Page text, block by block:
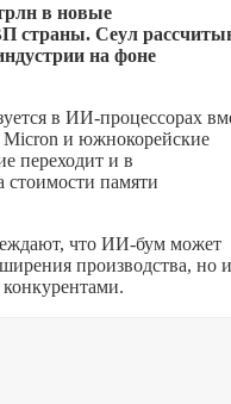
в новые
страны. Сеул
на фоне
в ИИ-процессорах
Micron и южнокорейские
переходит и в
стоимости памяти
что ИИ-бум может
производства, но